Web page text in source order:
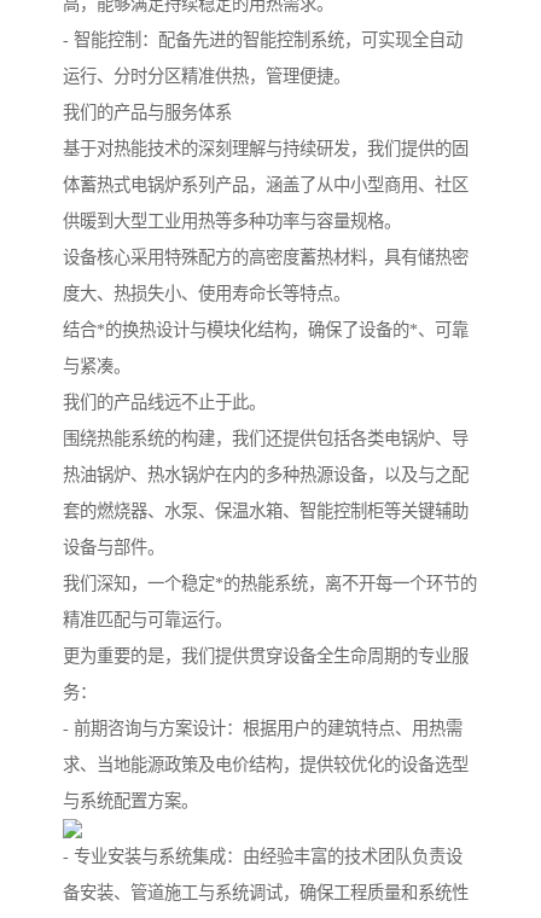
高，能够满足持续稳定的用热需求。
- 智能控制：配备先进的智能控制系统，可实现全自动
运行、分时分区精准供热，管理便捷。
我们的产品与服务体系
基于对热能技术的深刻理解与持续研发，我们提供的固
体蓄热式电锅炉系列产品，涵盖了从中小型商用、社区
供暖到大型工业用热等多种功率与容量规格。
设备核心采用特殊配方的高密度蓄热材料，具有储热密
度大、热损失小、使用寿命长等特点。
结合*的换热设计与模块化结构，确保了设备的*、可靠
与紧凑。
我们的产品线远不止于此。
围绕热能系统的构建，我们还提供包括各类电锅炉、导
热油锅炉、热水锅炉在内的多种热源设备，以及与之配
套的燃烧器、水泵、保温水箱、智能控制柜等关键辅助
设备与部件。
我们深知，一个稳定*的热能系统，离不开每一个环节的
精准匹配与可靠运行。
更为重要的是，我们提供贯穿设备全生命周期的专业服
务：
- 前期咨询与方案设计：根据用户的建筑特点、用热需
求、当地能源政策及电价结构，提供较优化的设备选型
与系统配置方案。
- 专业安装与系统集成：由经验丰富的技术团队负责设
备安装、管道施工与系统调试，确保工程质量和系统性